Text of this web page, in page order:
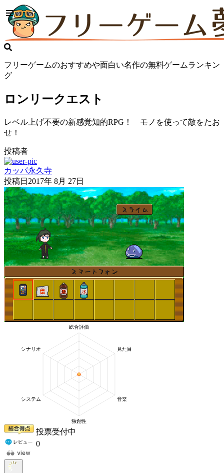
フリーゲームのおすすめや面白い名作の無料ゲームランキン
グ
ロンリークエスト
レベル上げ不要の新感覚知的RPG！ モノを使って敵をたお
せ！
投稿者
カッパ永久寺
投稿日 2017年 8月 27日
投票受付中
0